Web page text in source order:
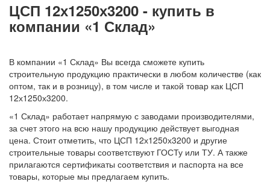
ЦСП 12х1250х3200 - купить в
компании «1 Склад»
В компании «1 Склад» Вы всегда сможете купить
строительную продукцию практически в любом количестве (как
оптом, так и в розницу), в том числе и такой товар как ЦСП
12х1250х3200.
«1 Склад» работает напрямую с заводами производителями,
за счет этого на всю нашу продукцию действует выгодная
цена. Стоит отметить, что ЦСП 12х1250х3200 и другие
строительные товары соответствуют ГОСТу или ТУ. А также
прилагаются сертификаты соответствия и паспорта на все
товары, которые мы предлагаем купить.